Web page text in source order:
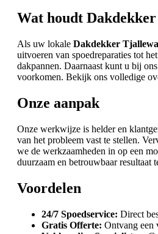
Wat houdt
Als uw lokale Dakdekker
uitvoeren van spoedreparaties tot
dakpannen. Daarnaast kunt u bij
voorkomen. Bekijk ons volledige
Onze aanpak
Onze werkwijze is helder en
van het probleem vast te stellen.
we de werkzaamheden in op een
duurzaam en betrouwbaar resultaat
Voordelen
24/7 Spoedservice: Direct
Gratis Offerte: Ontvang een